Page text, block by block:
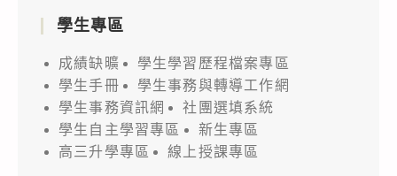
學生專區
成績缺曠
學生學習歷程檔案專區
學生手冊
學生事務與轉導工作網
學生事務資訊網
社團選填系統
學生自主學習專區
新生專區
高三升學專區
線上授課專區